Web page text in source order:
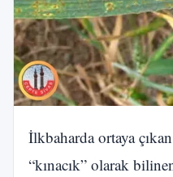
İlkbaharda ortaya
“kınacık” olarak